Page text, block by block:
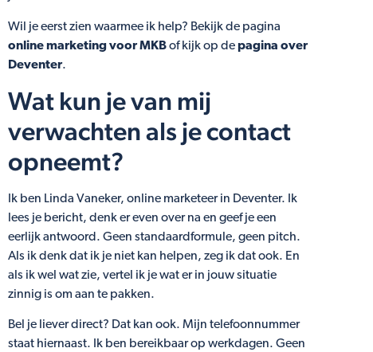
Wil je eerst zien waarmee ik help? Bekijk de pagina
online marketing voor MKBof kijk op depagina over
Deventer.
Wat kun je van mij
verwachten als je contact
opneemt?
Ik ben Linda Vaneker, online marketeer in Deventer. Ik
lees je bericht, denk er even over na en geef je een
eerlijk antwoord. Geen standaardformule, geen pitch.
Als ik denk dat ik je niet kan helpen, zeg ik dat ook. En
als ik wel wat zie, vertel ik je wat er in jouw situatie
zinnig is om aan te pakken.
Bel je liever direct? Dat kan ook. Mijn telefoonnummer
staat hiernaast. Ik ben bereikbaar op werkdagen. Geen